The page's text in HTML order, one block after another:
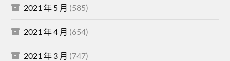
2021 年 5 月 (585)
2021 年 4 月 (654)
2021 年 3 月 (747)